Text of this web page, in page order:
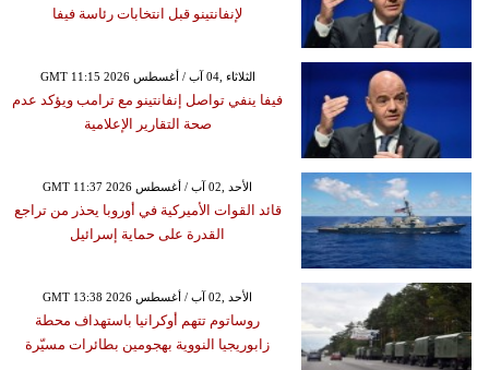
لإنفانتينو قبل انتخابات رئاسة فيفا
GMT 11:15 2026 الثلاثاء ,04 آب / أغسطس
فيفا ينفي تواصل إنفانتينو مع ترامب ويؤكد عدم
صحة التقارير الإعلامية
GMT 11:37 2026 الأحد ,02 آب / أغسطس
قائد القوات الأميركية في أوروبا يحذر من تراجع
القدرة على حماية إسرائيل
GMT 13:38 2026 الأحد ,02 آب / أغسطس
روساتوم تتهم أوكرانيا باستهداف محطة
زابوريجيا النووية بهجومين بطائرات مسيّرة